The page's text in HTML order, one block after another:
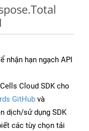
nhận hạn ngạch API
Cloud SDK cho
GitHub và
dịch/sử dụng SDK
các tùy chọn tải